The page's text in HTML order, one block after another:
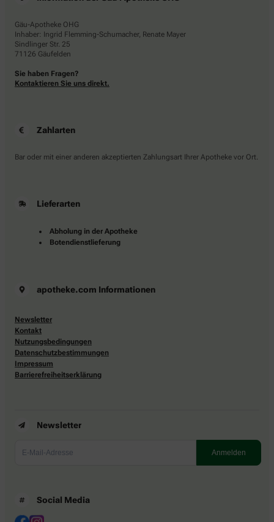
Gäu-Apotheke OHG
Inhaber: Ingrid Flemming-Schumacher, Renate Mayer
Sindlinger Str. 25
71126 Gäufelden
Sie haben Fragen?
Kontaktieren Sie uns direkt.
Zahlarten
Bar oder mit einer anderen akzeptierten Zahlungsart Ihrer Apotheke vor Ort.
Lieferarten
Abholung in der Apotheke
Botendienstlieferung
apotheke.com Informationen
Newsletter
Kontakt
Nutzungsbedingungen
Datenschutzbestimmungen
Impressum
Barrierefreiheitserklärung
Newsletter
Social Media